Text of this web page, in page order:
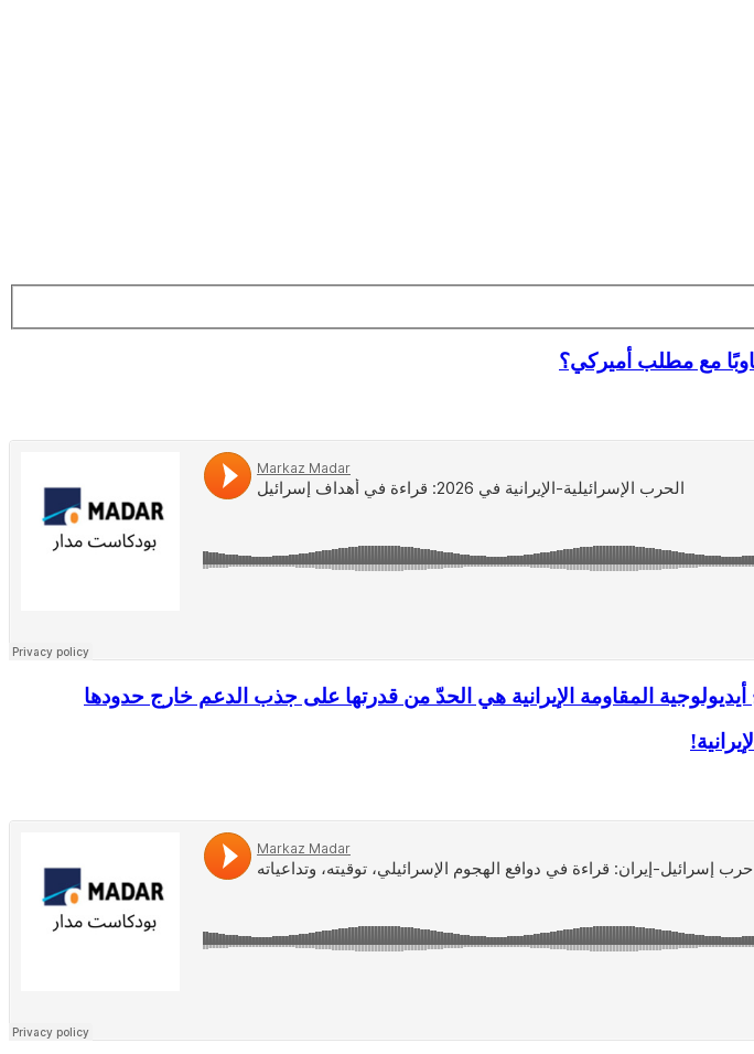
مع مطلب أميركي؟
المقاومة الإيرانية هي الحدّ من قدرتها على جذب الدعم خارج حدودها